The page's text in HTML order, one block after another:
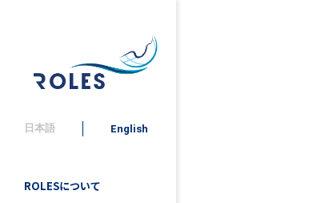
日本語 English
ROLESについて